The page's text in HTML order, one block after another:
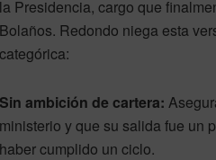
la Presidencia, cargo que
Bolaños. Redondo niega esta
categórica:
Sin ambición de cartera:
ministerio y que su salida fue un
haber cumplido un ciclo.